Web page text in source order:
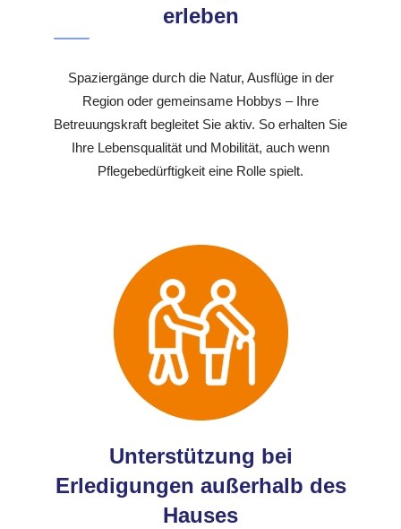
erleben
Spaziergänge durch die Natur, Ausflüge in der
Region oder gemeinsame Hobbys – Ihre
Betreuungskraft begleitet Sie aktiv. So erhalten Sie
Ihre Lebensqualität und Mobilität, auch wenn
Pflegebedürftigkeit eine Rolle spielt.
Unterstützung bei
Erledigungen außerhalb des
Hauses